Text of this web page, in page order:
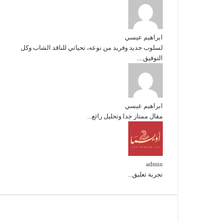
ابراهيم عيسي
لسلوب جديد وفريد من نوعه، تحياتي للناقد الشاب وكل
التوفيق....
ابراهيم عيسي
مقال ممتاز جدا وتحليل رائع...
admin
تجربة تعليق...